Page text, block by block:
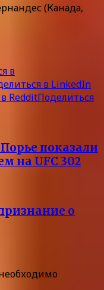
(Канада,
в
в LinkedIn
RedditПоделиться
показали
на UFC 302
о